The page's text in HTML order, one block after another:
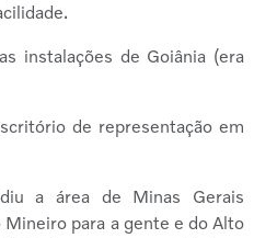
instalações de Goiânia (era
de representação em
a área de Minas Gerais
para a gente e do Alto